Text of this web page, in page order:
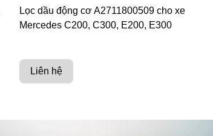
Lọc dầu động cơ A2711800509 cho xe
Mercedes C200, C300, E200, E300
Liên hệ